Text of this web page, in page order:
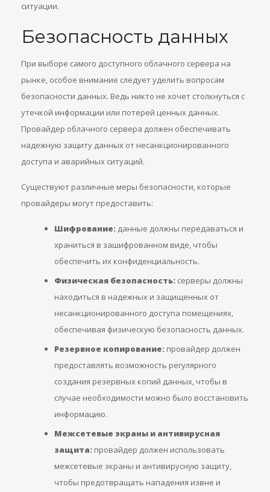
ситуации.
Безопасность данных
При выборе самого доступного облачного сервера на
рынке, особое внимание следует уделить вопросам
безопасности данных. Ведь никто не хочет столкнуться с
утечкой информации или потерей ценных данных.
Провайдер облачного сервера должен обеспечивать
надежную защиту данных от несанкционированного
доступа и аварийных ситуаций.
Существуют различные меры безопасности, которые
провайдеры могут предоставить:
Шифрование: данные должны передаваться и
храниться в зашифрованном виде, чтобы
обеспечить их конфиденциальность.
Физическая безопасность: серверы должны
находиться в надежных и защищенных от
несанкционированного доступа помещениях,
обеспечивая физическую безопасность данных.
Резервное копирование: провайдер должен
предоставлять возможность регулярного
создания резервных копий данных, чтобы в
случае необходимости можно было восстановить
информацию.
Межсетевые экраны и антивирусная
защита: провайдер должен использовать
межсетевые экраны и антивирусную защиту,
чтобы предотвращать нападения извне и